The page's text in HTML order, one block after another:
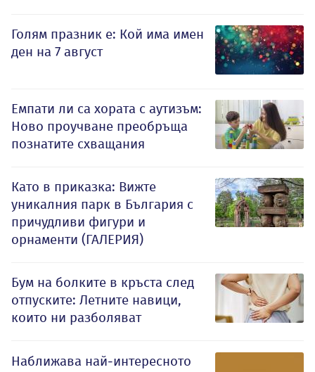
Голям празник е: Кой има имен
ден на 7 август
Емпати ли са хората с аутизъм:
Ново проучване преобръща
познатите схващания
Като в приказка: Вижте
уникалния парк в България с
причудливи фигури и
орнаменти (ГАЛЕРИЯ)
Бум на болките в кръста след
отпуските: Летните навици,
които ни разболяват
Наближава най-интересното